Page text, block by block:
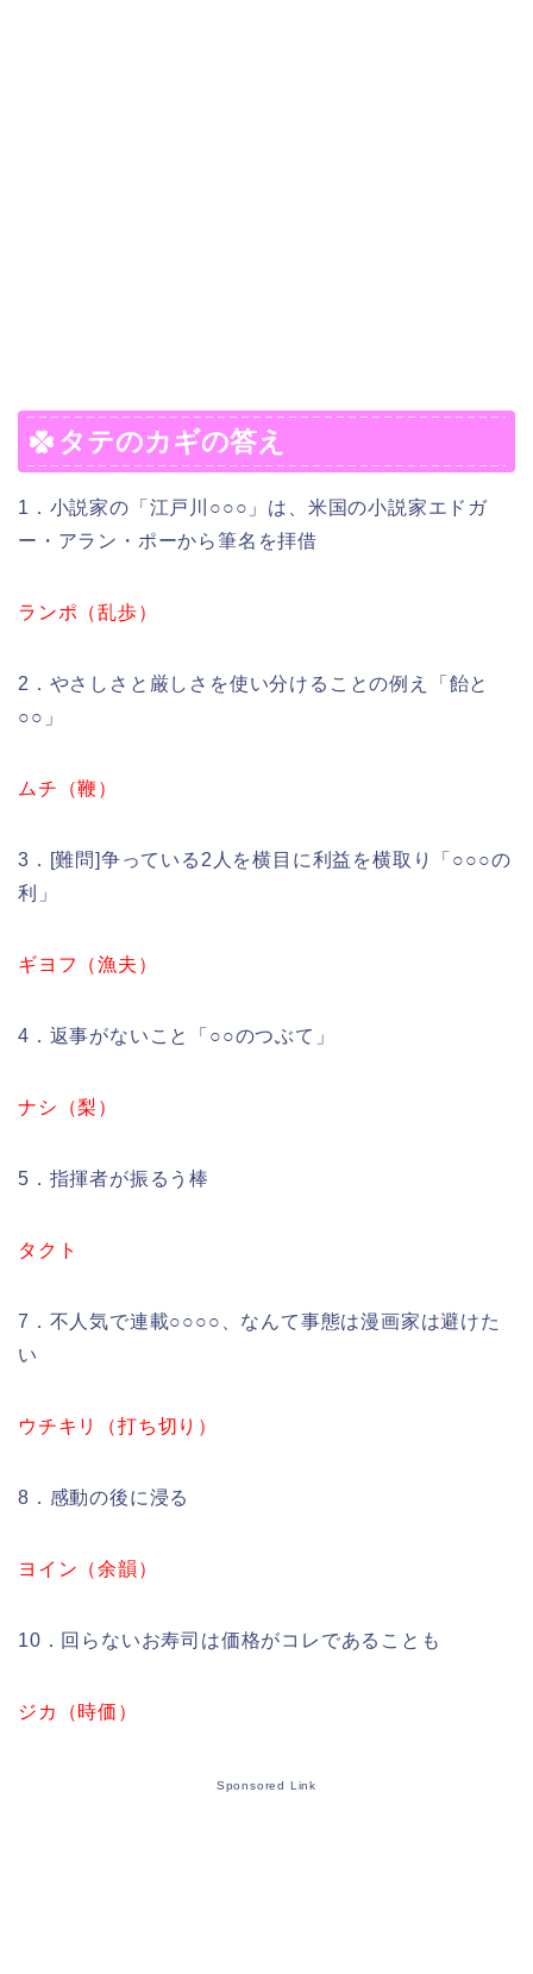
タテのカギの答え
1．小説家の「江戸川○○○」は、米国の小説家エドガ
ー・アラン・ポーから筆名を拝借
ランポ（乱歩）
2．やさしさと厳しさを使い分けることの例え「飴と
○○」
ムチ（鞭）
3．[難問]争っている2人を横目に利益を横取り「○○○の
利」
ギヨフ（漁夫）
4．返事がないこと「○○のつぶて」
ナシ（梨）
5．指揮者が振るう棒
タクト
7．不人気で連載○○○○、なんて事態は漫画家は避けた
い
ウチキリ（打ち切り）
8．感動の後に浸る
ヨイン（余韻）
10．回らないお寿司は価格がコレであることも
ジカ（時価）
Sponsored Link